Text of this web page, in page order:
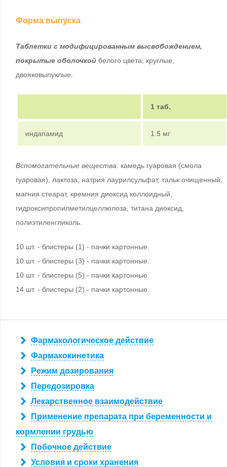
Форма выпуска
Таблетки с модифицированным высвобождением,
покрытые оболочкой белого цвета, круглые,
двояковыпуклые.
1 таб.
индапамид 1.5 мг
Вспомогательные вещества: камедь гуаровая (смола
гуаровая), лактоза, натрия лаурилсульфат, тальк очищенный,
магния стеарат, кремния диоксид коллоидный,
гидроксипропилметилцеллюлоза, титана диоксид,
полиэтиленгликоль.
10 шт. - блистеры (1) - пачки картонные.
10 шт. - блистеры (3) - пачки картонные.
10 шт. - блистеры (5) - пачки картонные.
14 шт. - блистеры (2) - пачки картонные.
Фармакологическое действие
Фармакокинетика
Режим дозирования
Передозировка
Лекарственное взаимодействие
Применение препарата при беременности и
кормлении грудью
Побочное действие
Условия и сроки хранения